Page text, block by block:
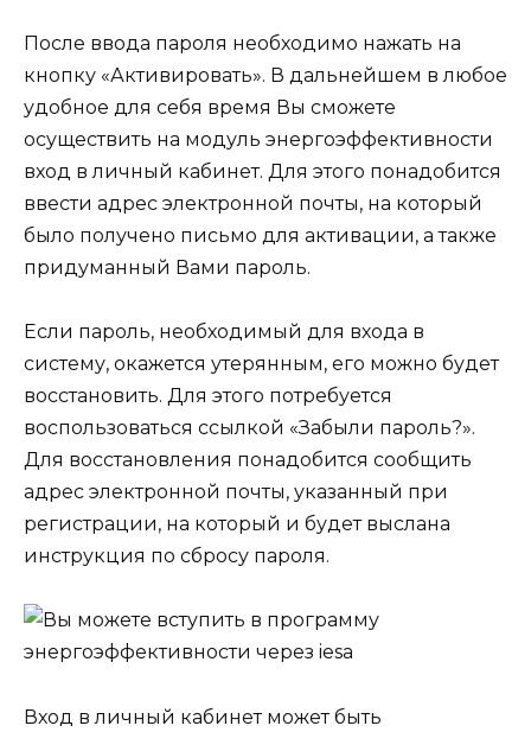
После ввода пароля необходимо нажать на
кнопку «Активировать». В дальнейшем в любое
удобное для себя время Вы сможете
осуществить на модуль энергоэффективности
вход в личный кабинет. Для этого понадобится
ввести адрес электронной почты, на который
было получено письмо для активации, а также
придуманный Вами пароль.
Если пароль, необходимый для входа в
систему, окажется утерянным, его можно будет
восстановить. Для этого потребуется
воспользоваться ссылкой «Забыли пароль?».
Для восстановления понадобится сообщить
адрес электронной почты, указанный при
регистрации, на который и будет выслана
инструкция по сбросу пароля.
Вход в личный кабинет может быть